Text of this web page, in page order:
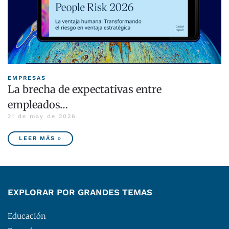
EMPRESAS
La brecha de expectativas entre
empleados…
21 de may de 2026
LEER MÁS »
EXPLORAR POR GRANDES TEMAS
Educación